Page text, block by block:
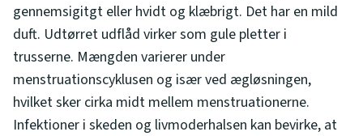
gennemsigitgt eller hvidt og klæbrigt. Det har en mild
duft. Udtørret udflåd virker som gule pletter i
trusserne. Mængden varierer under
menstruationscyklusen og især ved ægløsningen,
hvilket sker cirka midt mellem menstruationerne.
Infektioner i skeden og livmoderhalsen kan bevirke, at